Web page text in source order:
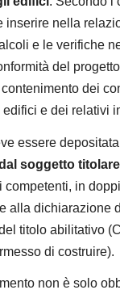
inserire nella
e le verifiche
del
dei
e dei relativi
essere depositata
soggetto titolare
competenti, in
alla dichiarazione
titolo abilitativo
di costruire).
non è solo